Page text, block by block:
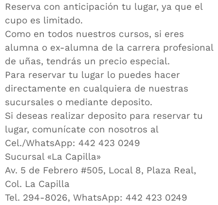
Reserva con anticipación tu lugar, ya que el
cupo es limitado.
Como en todos nuestros cursos, si eres
alumna o ex-alumna de la carrera profesional
de uñas, tendrás un precio especial.
Para reservar tu lugar lo puedes hacer
directamente en cualquiera de nuestras
sucursales o mediante deposito.
Si deseas realizar deposito para reservar tu
lugar, comunícate con nosotros al
Cel./WhatsApp: 442 423 0249
Sucursal «La Capilla»
Av. 5 de Febrero #505, Local 8, Plaza Real,
Col. La Capilla
Tel. 294-8026, WhatsApp: 442 423 0249